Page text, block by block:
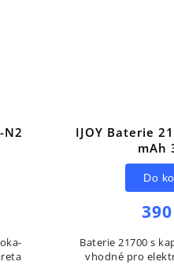
N2
IJOY Baterie
mAh
Do
Baterie 21700 s
vhodné pro